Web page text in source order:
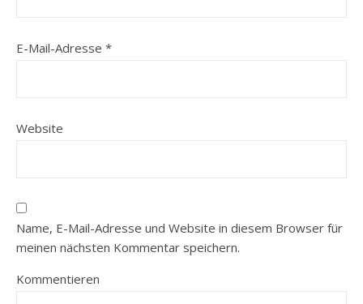
E-Mail-Adresse *
Website
Name, E-Mail-Adresse und Website in diesem Browser für
meinen nächsten Kommentar speichern.
Kommentieren